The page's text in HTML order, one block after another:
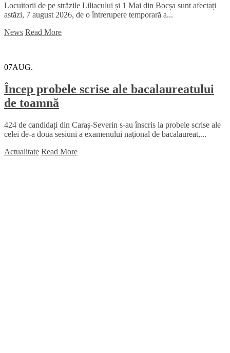
Locuitorii de pe străzile Liliacului și 1 Mai din Bocșa sunt afectați
astăzi, 7 august 2026, de o întrerupere temporară a...
News Read More
07AUG.
Încep probele scrise ale bacalaureatului
de toamnă
424 de candidați din Caraș-Severin s-au înscris la probele scrise ale
celei de-a doua sesiuni a examenului național de bacalaureat,...
Actualitate Read More